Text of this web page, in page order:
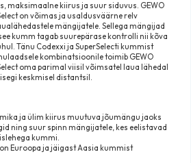
maksimaalne kiirus ja suur siduvus. GEWO
on võimas ja usaldusväärne relv
mängijatele. Sellega mängijad
kumm tagab suurepärase kontrolli nii kõva
Tänu Codexxi ja SuperSelecti kummist
kombinatsioonile toimib GEWO
oma parimal viisil võimsatel laua lähedal
keskmisel distantsil.
ja ülim kiirus muutuva jõumängu jaoks
ning suur spinn mängijatele, kes eelistavad
kummi.
Euroopa ja jäigast Aasia kummist